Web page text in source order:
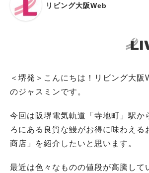
リビング大阪Web
＜堺発＞こんにちは！リビング大阪
のジャスミンです。
今回は阪堺電気軌道「寺地町」駅か
ろにある良質な鰻がお得に味わえる
商店」を紹介したいと思います。
最近は色々なものの値段が高騰して